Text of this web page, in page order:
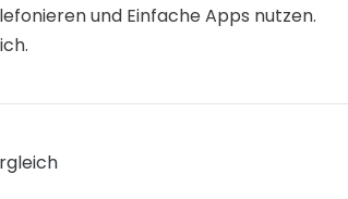
und Einfache Apps nutzen.